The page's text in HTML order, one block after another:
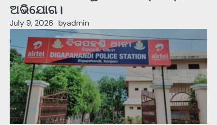
ଅଭିଯୋଗ।
July 9, 2026 byadmin